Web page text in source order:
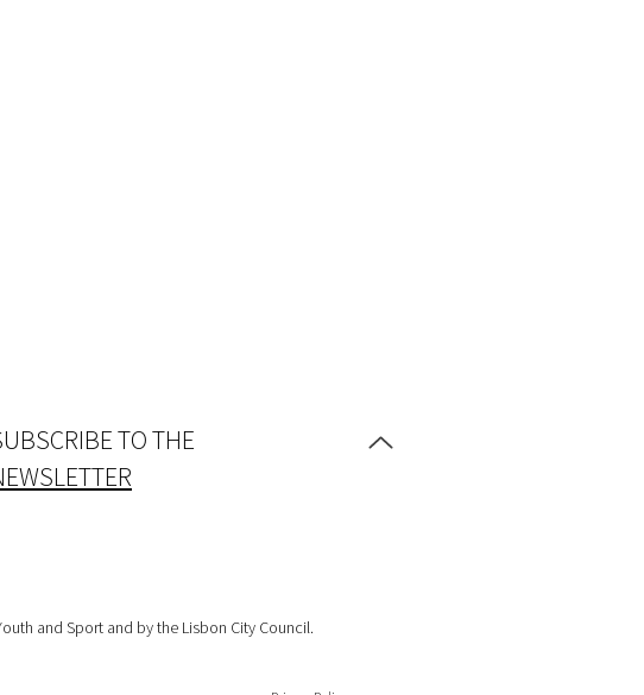
TO THE
and Sport and by the Lisbon City Council.